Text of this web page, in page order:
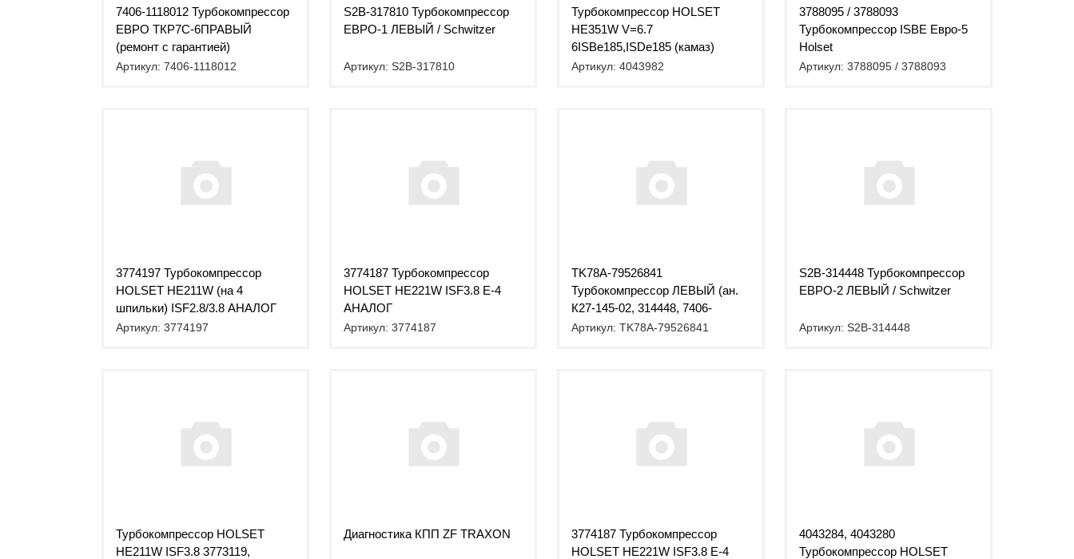
7406-1118012 Турбокомпрессор
ЕВРО ТКР7С-6ПРАВЫЙ
(ремонт с гарантией)
Артикул: 7406-1118012
S2B-317810 Турбокомпрессор
ЕВРО-1 ЛЕВЫЙ / Schwitzer
Артикул: S2B-317810
Турбокомпрессор HOLSET
HE351W V=6.7
6ISBe185,ISDe185 (камаз)
(АНАЛОГ) (C)
Артикул: 4043982
3788095 / 3788093
Турбокомпрессор ISBE Евро-5
Holset
Артикул: 3788095 / 3788093
3774197 Турбокомпрессор
HOLSET HE211W (на 4
шпильки) ISF2.8/3.8 АНАЛОГ
Артикул: 3774197
3774187 Турбокомпрессор
HOLSET HE221W ISF3.8 Е-4
АНАЛОГ
Артикул: 3774187
TK78А-79526841
Турбокомпрессор ЛЕВЫЙ (ан.
К27-145-02, 314448, 7406-
1118013) / TURBO KING
Артикул: TK78А-79526841
S2B-314448 Турбокомпрессор
ЕВРО-2 ЛЕВЫЙ / Schwitzer
Артикул: S2B-314448
Турбокомпрессор HOLSET
HE211W ISF3.8 3773119,
Диагностика КПП ZF TRAXON
3774187 Турбокомпрессор
HOLSET HE221W ISF3.8 Е-4
4043284, 4043280
Турбокомпрессор HOLSET